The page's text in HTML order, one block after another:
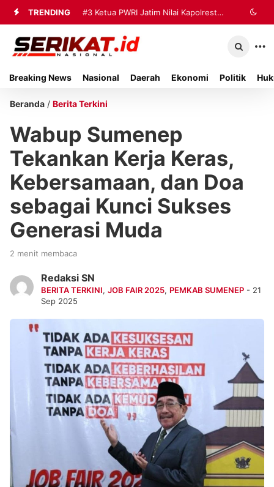
TRENDING #3 Ketua PWRI Jatim Nilai Kapolresta
Sumenep Berhasil Bangun Kemitraan
Breaking News Nasional Daerah Ekonomi Politik
Beranda / Berita Terkini
Wabup Sumenep
Tekankan Kerja Keras,
Kebersamaan, dan Doa
sebagai Kunci Sukses
Generasi Muda
2 menit membaca
Redaksi SN
BERITA TERKINI, JOB FAIR 2025, PEMKAB SUMENEP- 21
Sep 2025